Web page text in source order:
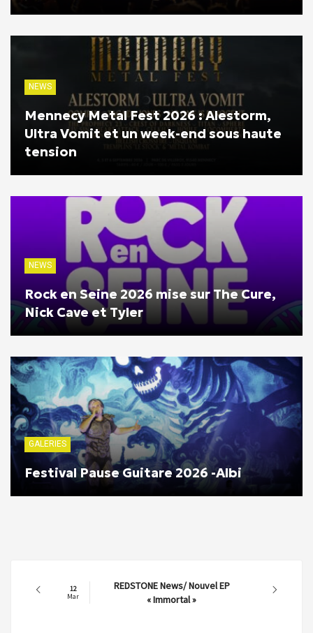
NEWS
Mennecy Metal Fest 2026 : Alestorm,
Ultra Vomit et un week-end sous haute
tension
NEWS
Rock en Seine 2026 mise sur The Cure,
Nick Cave et Tyler
GALERIES
Festival Pause Guitare 2026 -Albi
12
Mar
REDSTONE News/ Nouvel EP
« Immortal »